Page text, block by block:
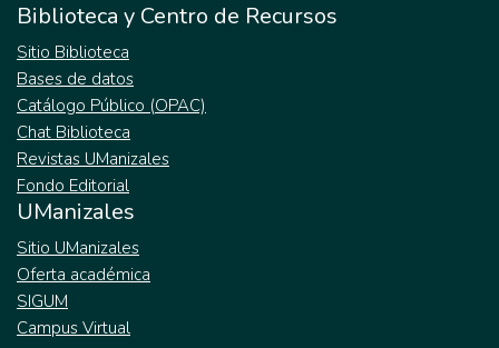
Biblioteca y Centro de Recursos
Sitio Biblioteca
Bases de datos
Catálogo Público (OPAC)
Chat Biblioteca
Revistas UManizales
Fondo Editorial
UManizales
Sitio UManizales
Oferta académica
SIGUM
Campus Virtual